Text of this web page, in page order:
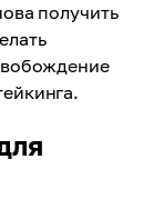
получить